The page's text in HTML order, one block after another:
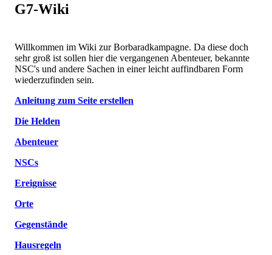
G7-Wiki
Willkommen im Wiki zur Borbaradkampagne. Da diese doch
sehr groß ist sollen hier die vergangenen Abenteuer, bekannte
NSC's und andere Sachen in einer leicht auffindbaren Form
wiederzufinden sein.
Anleitung zum Seite erstellen
Die Helden
Abenteuer
NSCs
Ereignisse
Orte
Gegenstände
Hausregeln